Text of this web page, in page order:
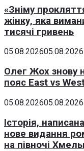
«Зніму
жінку, яка
тисячі гривень
05.08.202605.08.2026
Олег Жох знову
пояс East vs
05.08.202605.08.2026
Історія,
нове видання
на півночі